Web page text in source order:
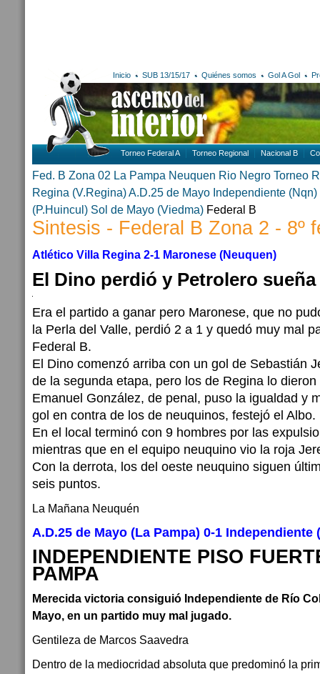
Inicio SUB 13/15/17 Quiénes somos Gol A Gol
Torneo Federal A Torneo Regional Nacional B
Fed. B Zona 02 La Pampa Neuquen Rio Negro Torneo
Regina (V.Regina)A.D.25 de Mayo Independiente (Nqn)
(P.Huincul) Sol de Mayo (Viedma) Federal B
Sintesis - Federal B Zona 2 - 8º
Atlético Villa Regina 2-1 Maronese (Neuquen)
El Dino perdió y Petrolero sueña
Era el partido a ganar pero Maronese, que no
la Perla del Valle, perdió 2 a 1 y quedó muy mal
Federal B.
El Dino comenzó arriba con un gol de Sebastián
de la segunda etapa, pero los de Regina lo
Emanuel González, de penal, puso la igualdad y
gol en contra de los de neuquinos, festejó el Albo.
En el local terminó con 9 hombres por las
mientras que en el equipo neuquino vio la roja
Con la derrota, los del oeste neuquino siguen
seis puntos.
La Mañana Neuquén
A.D.25 de Mayo (La Pampa) 0-1 Independiente
INDEPENDIENTE PISO
PAMPA
Merecida victoria consiguió Independiente de Río
Mayo, en un partido muy mal jugado.
Gentileza de Marcos Saavedra
Dentro de la mediocridad absoluta que predominó la